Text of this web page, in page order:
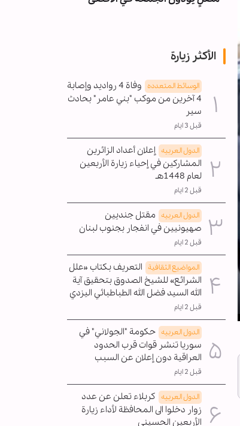
الأكثر زيارة
الوسائط المتعدده
وفاة 4 رواديد وإصابة
4 آخرين من موكب "بني عامر" بحادث
سير
قبل 3 ايام
الدول العربیه إعلان أعداد الزائرين
المشاركين في إحياء زيارة الأربعين
لعام 1448هـ
قبل 2 ايام
الدول العربیه مقتل جنديين
صهيونيين في انفجار بجنوب لبنان
قبل 2 ايام
المواضیع الثقافية التعريف بكتاب «علل
الشرائع» للشيخ الصدوق بتحقيق آية
الله السيد فضل الله الطباطبائي اليزدي
قبل 2 ايام
الدول العربیه حكومة "الجولاني" في
سوريا تنشر قوات قرب الحدود
العراقية دون إعلان عن السبب
قبل 2 ايام
الدول العربیه كربلاء تعلن عن عدد
زوار دخلوا الى المحافظة لأداء زيارة
الأربعين الحسيني